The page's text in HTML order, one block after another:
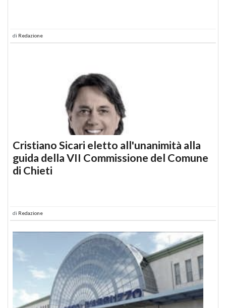
di Redazione
Cristiano Sicari eletto all'unanimità alla
guida della VII Commissione del Comune
di Chieti
di Redazione